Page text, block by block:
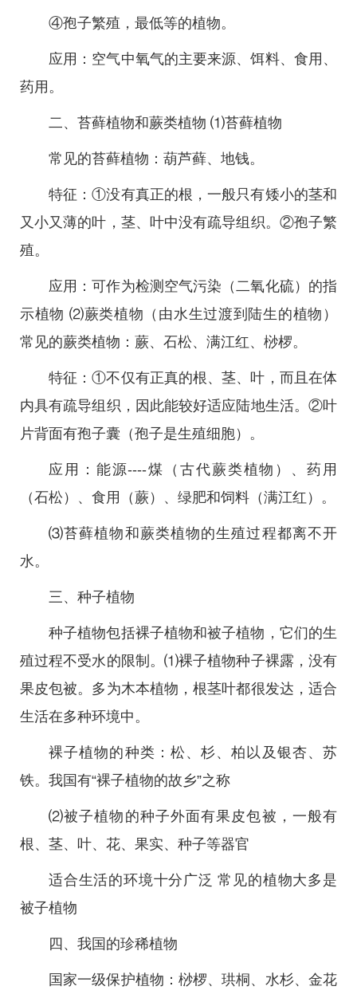
④孢子繁殖，最低等的植物。
应用：空气中氧气的主要来源、饵料、食用、
药用。
二、苔藓植物和蕨类植物 ⑴苔藓植物
常见的苔藓植物：葫芦藓、地钱。
特征：①没有真正的根，一般只有矮小的茎和
又小又薄的叶，茎、叶中没有疏导组织。②孢子繁
殖。
应用：可作为检测空气污染（二氧化硫）的指
示植物 ⑵蕨类植物（由水生过渡到陆生的植物）
常见的蕨类植物：蕨、石松、满江红、桫椤。
特征：①不仅有正真的根、茎、叶，而且在体
内具有疏导组织，因此能较好适应陆地生活。②叶
片背面有孢子囊（孢子是生殖细胞）。
应用：能源----煤（古代蕨类植物）、药用
（石松）、食用（蕨）、绿肥和饲料（满江红）。
⑶苔藓植物和蕨类植物的生殖过程都离不开
水。
三、种子植物
种子植物包括裸子植物和被子植物，它们的生
殖过程不受水的限制。⑴裸子植物种子裸露，没有
果皮包被。多为木本植物，根茎叶都很发达，适合
生活在多种环境中。
裸子植物的种类：松、杉、柏以及银杏、苏
铁。我国有“裸子植物的故乡”之称
⑵被子植物的种子外面有果皮包被，一般有
根、茎、叶、花、果实、种子等器官
适合生活的环境十分广泛 常见的植物大多是
被子植物
四、我国的珍稀植物
国家一级保护植物：桫椤、珙桐、水杉、金花